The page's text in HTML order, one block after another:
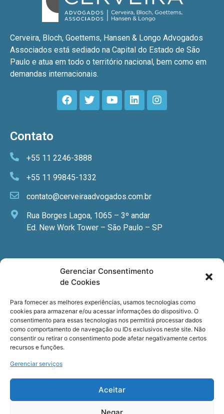
Gerenciar Consentimento
de Cookies
Para fornecer as melhores experiências, usamos tecnologias como
cookies para armazenar e/ou acessar informações do dispositivo. O
consentimento para essas tecnologias nos permitirá processar dados
como comportamento de navegação ou IDs exclusivos neste site. Não
consentir ou retirar o consentimento pode afetar negativamente certos
recursos e funções.
Gerenciar serviços
Aceitar
Negar
Cerveira, Bloch, Goettems, Hansen & Longo Advogados
Associados está sediado na Capital do Estado de São
Paulo e atua em todo o território nacional, bem como em
demandas internacionais.
Contato
+55 11 2246-3888
+55 11 99845-1332
contato@cerveiraadvogados.com.br
Rua Borges Lagoa, 1065 – 3º andar
Ed. New Work Tower – São Paulo – SP
Newsletter
especializadas, cursos e eventos?
Registre seu email.
Termos de usoe aPolítica de privacidade